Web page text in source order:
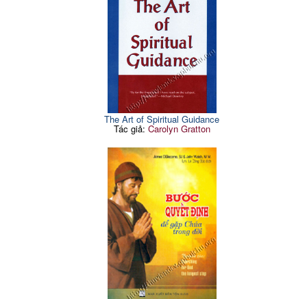
The Art of Spiritual Guidance
Tác giả: Carolyn Gratton